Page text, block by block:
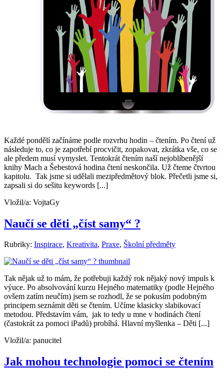
Každé pondělí začínáme podle rozvrhu hodin – čtením. Po čtení už
následuje to, co je zapotřebí procvičit, zopakovat, zkrátka vše, co se
ale předem musí vymyslet. Tentokrát čtením naší nejoblíbenější
knihy Mach a Šebestová hodina čtení neskončila. Už čteme čtvrtou
kapitolu. Tak jsme si udělali mezipředmětový blok. Přečetli jsme si,
zapsali si do sešitu keywords [...]
Vložil/a: VojtaGy
Naučí se děti „číst samy“ ?
Rubriky: Inspirace, Kreativita, Praxe, Školní předměty
Tak nějak už to mám, že potřebuji každý rok nějaký nový impuls k
výuce. Po absolvování kurzu Hejného matematiky (podle Hejného
ovšem zatím neučím) jsem se rozhodl, že se pokusím podobným
principem seznámit děti se čtením. Učíme klasicky slabikovací
metodou. Představím vám, jak to tedy u mne v hodinách čtení
(častokrát za pomoci iPadů) probíhá. Hlavní myšlenka – Děti [...]
Vložil/a: panucitel
Jak mohou technologie pomoci se čtením